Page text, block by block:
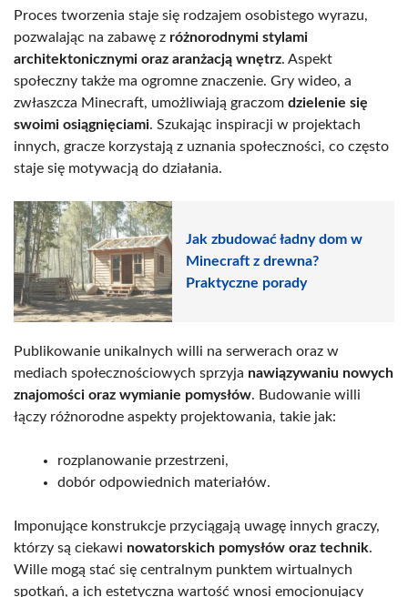
Proces tworzenia staje się rodzajem osobistego wyrazu,
pozwalając na zabawę z różnorodnymi stylami
architektonicznymi oraz aranżacją wnętrz. Aspekt
społeczny także ma ogromne znaczenie. Gry wideo, a
zwłaszcza Minecraft, umożliwiają graczom dzielenie się
swoimi osiągnięciami. Szukając inspiracji w projektach
innych, gracze korzystają z uznania społeczności, co często
staje się motywacją do działania.
Jak zbudować ładny dom w
Minecraft z drewna?
Praktyczne porady
Publikowanie unikalnych willi na serwerach oraz w
mediach społecznościowych sprzyja nawiązywaniu nowych
znajomości oraz wymianie pomysłów. Budowanie willi
łączy różnorodne aspekty projektowania, takie jak:
rozplanowanie przestrzeni,
dobór odpowiednich materiałów.
Imponujące konstrukcje przyciągają uwagę innych graczy,
którzy są ciekawi nowatorskich pomysłów oraz technik.
Wille mogą stać się centralnym punktem wirtualnych
spotkań, a ich estetyczna wartość wnosi emocjonujący